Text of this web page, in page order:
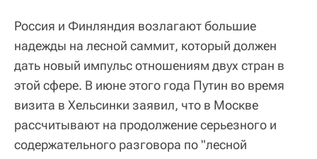
Россия и Финляндия возлагают большие
надежды на лесной саммит, который должен
дать новый импульс отношениям двух стран в
этой сфере. В июне этого года Путин во время
визита в Хельсинки заявил, что в Москве
рассчитывают на продолжение серьезного и
содержательного разговора по "лесной